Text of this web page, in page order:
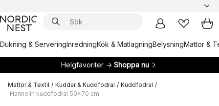
Dukning & ServeringInredningKök & MatlagningBelysningMattor &
Helgfavoriter → Shoppa nu
Mattor & Textil / Kuddar & Kuddfodral / Kuddfodral /
Hannelin kuddfodral 50x70 cm